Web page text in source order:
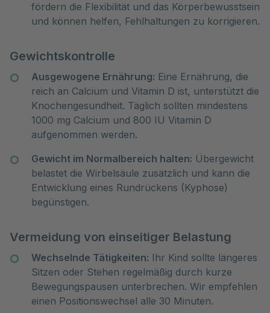
fördern die Flexibilität und das Körperbewusstsein
und können helfen, Fehlhaltungen zu korrigieren.
Gewichtskontrolle
Ausgewogene Ernährung: Eine Ernährung, die
reich an Calcium und Vitamin D ist, unterstützt die
Knochengesundheit. Täglich sollten mindestens
1000 mg Calcium und 800 IU Vitamin D
aufgenommen werden.
Gewicht im Normalbereich halten: Übergewicht
belastet die Wirbelsäule zusätzlich und kann die
Entwicklung eines Rundrückens (Kyphose)
begünstigen.
Vermeidung von einseitiger Belastung
Wechselnde Tätigkeiten: Ihr Kind sollte längeres
Sitzen oder Stehen regelmäßig durch kurze
Bewegungspausen unterbrechen. Wir empfehlen
einen Positionswechsel alle 30 Minuten.